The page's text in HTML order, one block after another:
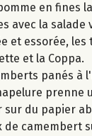
en fines
avec la salade
et essorée, les
et la Coppa.
panés à
prenne
sur du papier
de camembert